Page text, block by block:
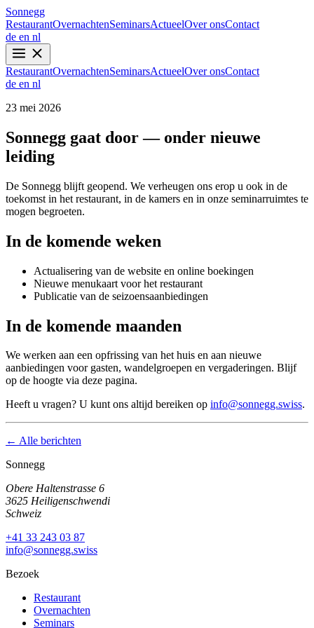
Sonnegg
RestaurantOvernachtenSeminarsActueelOver onsContact
de en nl
RestaurantOvernachtenSeminarsActueelOver onsContact
de en nl
23 mei 2026
Sonnegg gaat door — onder nieuwe
leiding
De Sonnegg blijft geopend. We verheugen ons erop u ook in de
toekomst in het restaurant, in de kamers en in onze seminarruimtes te
mogen begroeten.
In de komende weken
Actualisering van de website en online boekingen
Nieuwe menukaart voor het restaurant
Publicatie van de seizoensaanbiedingen
In de komende maanden
We werken aan een opfrissing van het huis en aan nieuwe
aanbiedingen voor gasten, wandelgroepen en vergaderingen. Blijf
op de hoogte via deze pagina.
Heeft u vragen? U kunt ons altijd bereiken op info@sonnegg.swiss.
← Alle berichten
Sonnegg
Obere Haltenstrasse 6
3625 Heiligenschwendi
Schweiz
+41 33 243 03 87
info@sonnegg.swiss
Bezoek
Restaurant
Overnachten
Seminars